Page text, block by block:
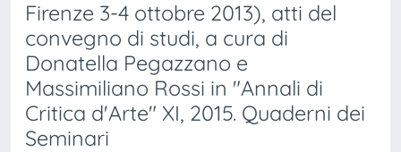
Firenze 3-4 ottobre 2013), atti del
convegno di studi, a cura di
Donatella Pegazzano e
Massimiliano Rossi in "Annali di
Critica d'Arte" XI, 2015. Quaderni dei
Seminari